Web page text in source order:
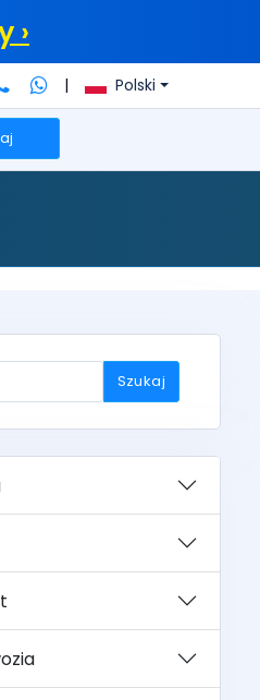
›
| Polski
Szukaj